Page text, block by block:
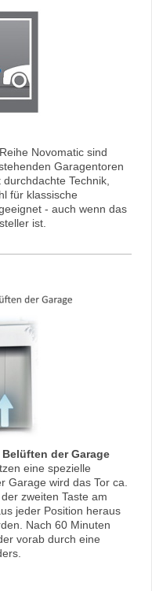
Novomatic sind
Garagentoren
Technik,
für klassische
- auch wenn das
ist.
der Garage
eine spezielle
Garage wird das Tor ca.
zweiten Taste am
jeder Position heraus
Nach 60 Minuten
vorab durch eine